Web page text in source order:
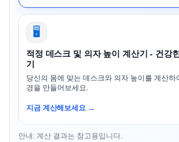
🖥️
적정 데스크 및 의자 높이 계산기 - 건강
기
당신의 몸에 맞는 데스크와 의자 높이를 계산하
경을 만들어보세요.
지금 계산해보세요 →
안내: 계산 결과는 참고용입니다.